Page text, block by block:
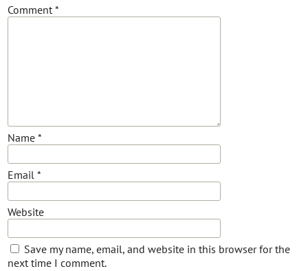
Comment*
Name *
Email *
Website
Save my name, email, and website in this browser for the
next time I comment.